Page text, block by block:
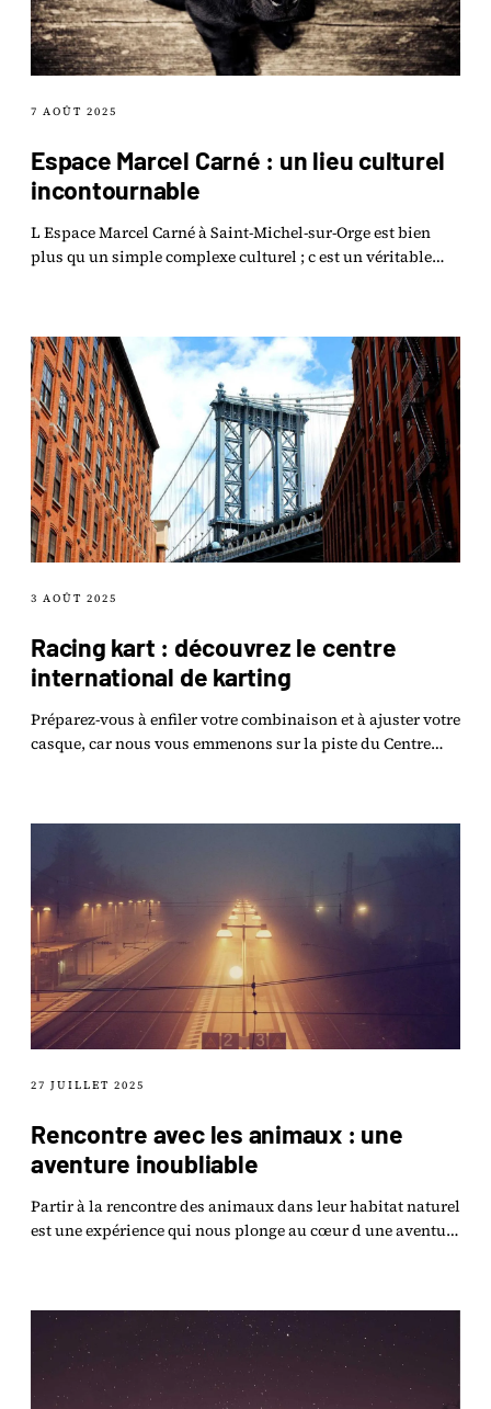
7 AOÛT 2025
Espace Marcel Carné : un lieu culturel
incontournable
L Espace Marcel Carné à Saint-Michel-sur-Orge est bien
plus qu un simple complexe culturel ; c est un véritable
3 AOÛT 2025
Racing kart : découvrez le centre
international de karting
Préparez-vous à enfiler votre combinaison et à ajuster votre
casque, car nous vous emmenons sur la piste du Centre
27 JUILLET 2025
Rencontre avec les animaux : une
aventure inoubliable
Partir à la rencontre des animaux dans leur habitat naturel
est une expérience qui nous plonge au cœur d une aventure